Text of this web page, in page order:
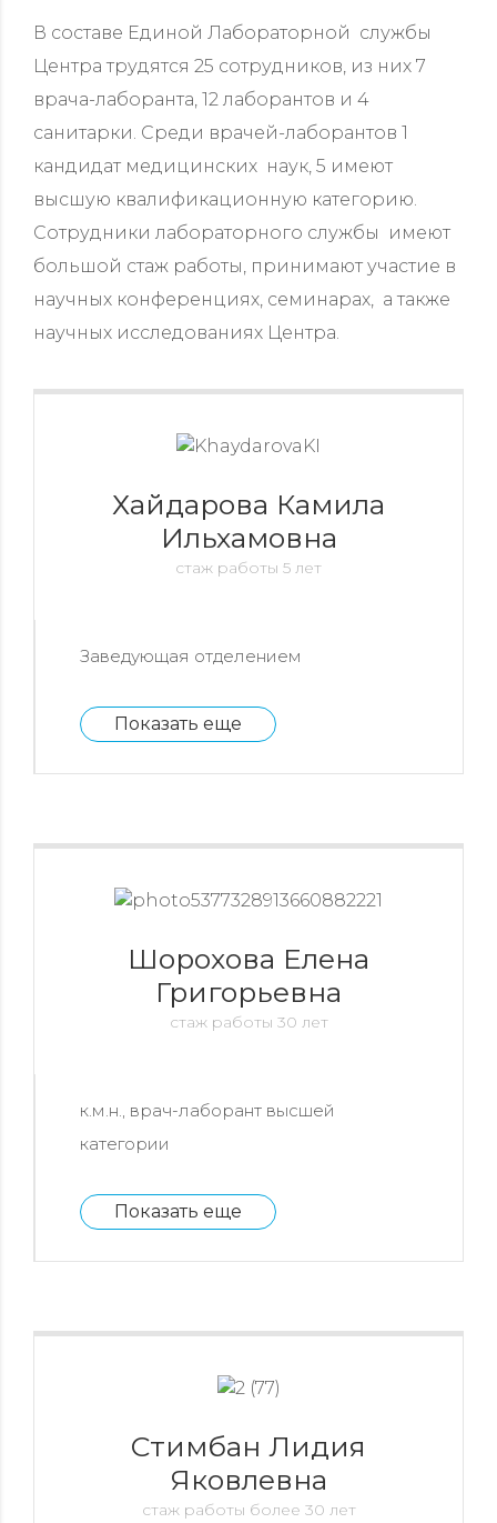
В составе Единой Лабораторной службы
Центра трудятся 25 сотрудников, из них 7
врача-лаборанта, 12 лаборантов и 4
санитарки. Среди врачей-лаборантов 1
кандидат медицинских наук, 5 имеют
высшую квалификационную категорию.
Сотрудники лабораторного службы имеют
большой стаж работы, принимают участие в
научных конференциях, семинарах, а также
научных исследованиях Центра.
Хайдарова Камила
Ильхамовна
стаж работы 5 лет
Заведующая отделением
Показать еще
Шорохова Елена
Григорьевна
стаж работы 30 лет
к.м.н., врач-лаборант высшей
категории
Показать еще
Стимбан Лидия
Яковлевна
стаж работы более 30 лет